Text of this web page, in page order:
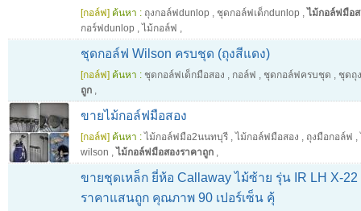
[กอล์ฟ] ค้นหา : ถุงกอล์ฟdunlop , ชุดกอล์ฟเด็กdunlop , ไม้กอล์ฟมือ
กอร์ฟdunlop , ไม้กอล์ฟ ,
ชุดกอล์ฟ Wilson ครบชุด (ถุงสีแดง)
[กอล์ฟ] ค้นหา : ชุดกอล์ฟเด็กมือสอง , กอล์ฟ , ชุดกอล์ฟครบชุด , ชุดถุง
ถูก ,
ขายไม้กอล์ฟมือสอง
[กอล์ฟ] ค้นหา : ไม้กอล์ฟมือ2นนทบุรี , ไม้กอล์ฟมือสอง , ถุงมือกอล์ฟ ,
wilson , ไม้กอล์ฟมือสองราคาถูก ,
ขายชุดเหล็ก ยี่ห้อ Callaway ไม้ซ้าย รุ่น IR LH X-22
ราคาแสนถูก คุณภาพ 90 เปอร์เซ็น คุ้